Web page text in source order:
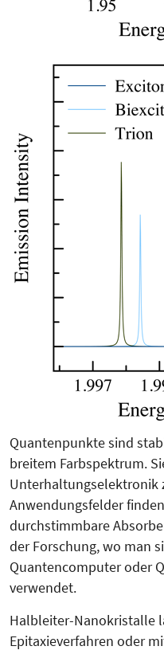
Quantenpunkte sind
breitem Farb­spektrum.
Unter­hal­tungselektronik
Anwendungs­fel­der
durchstimmbare
der Forschung, wo man
Quantencomputer oder
verwendet.
Halbleiter-Nanokristalle
Epitaxieverfahren oder